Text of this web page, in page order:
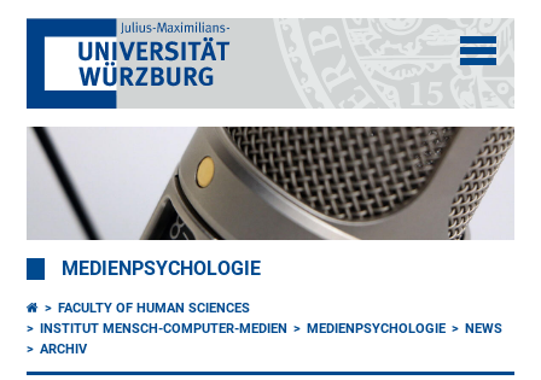
MEDIENPSYCHOLOGIE
FACULTY OF HUMAN SCIENCES
INSTITUT MENSCH-COMPUTER-MEDIEN
MEDIENPSYCHOLOGIE
NEWS
ARCHIV